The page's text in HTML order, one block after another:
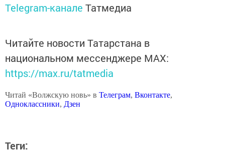
Telegram-канале Татмедиа
Читайте новости Татарстана в
национальном мессенджере MАХ:
https://max.ru/tatmedia
Читай «Волжскую новь» в Телеграм, Вконтакте,
Одноклассники, Дзен
Теги: